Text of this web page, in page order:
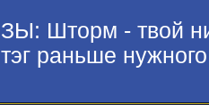
ЗЫ: Шторм - твой
тэг раньше